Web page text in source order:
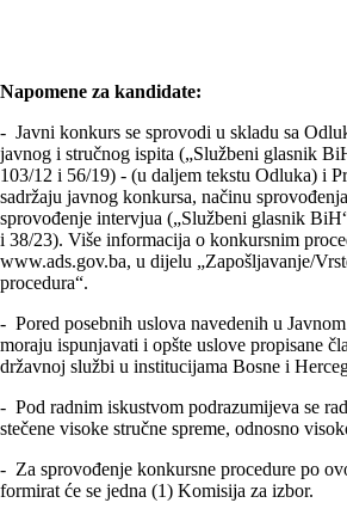
Napomene za kandidate:
- Javni konkurs se sprovodi u skladu sa
javnog i stručnog ispita („Službeni glasnik
103/12 i 56/19) - (u daljem tekstu Odluka) i
sadržaju javnog konkursa, načinu
sprovođenje intervjua („Službeni glasnik
i 38/23). Više informacija o konkursnim
www.ads.gov.ba, u dijelu „Zapošljavanje/
procedura“.
- Pored posebnih uslova navedenih u
moraju ispunjavati i opšte uslove propisane
državnoj službi u institucijama Bosne i
- Pod radnim iskustvom podrazumijeva se
stečene visoke stručne spreme, odnosno
- Za sprovođenje konkursne procedure po
formirat će se jedna (1) Komisija za izbor.